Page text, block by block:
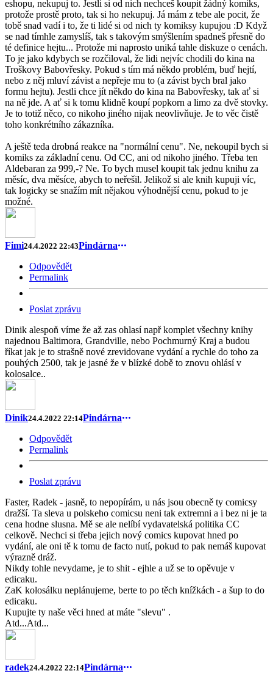
eshopu, nekupuj to. Jestli si od nich nechceš koupit žádný komiks,
protože prostě proto, tak si ho nekupuj. Já mám z tebe ale pocit, že
tobě snad vadí i to, že ti lidé si od nich ty komiksy kupujou :D Když
se nad tímhle zamyslíš, tak s takovým smýšlením spadneš přesně do
té definice hejtu... Protože mi naprosto uniká tahle diskuze o cenách.
To je jako kdybych se rozčiloval, že lidi nejvíc chodili do kina na
Troškovy Babovřesky. Pokud s tím má někdo problém, buď hejtí,
nebo z něj mluví závist a nepřeje mu to (a závist bych bral jako
formu hejtu). Jestli chce jít někdo do kina na Babovřesky, tak ať si
na ně jde. A ať si k tomu klidně koupí popkorn a limo za dvě stovky.
Je to totiž něco, co nikoho jiného nijak neovlivňuje. Je to věc čistě
toho konkrétního zákazníka.
A ještě teda drobná reakce na "normální cenu". Ne, nekoupil bych si
komiks za základní cenu. Od CC, ani od nikoho jiného. Třeba ten
Aldebaran za 999,-? Ne. To bych musel koupit tak jednu knihu za
měsíc, dva měsíce, abych to neřešil. Jelikož si ale knih kupuji víc,
tak logicky se snažím mít nějakou výhodnější cenu, pokud to je
možné.
Fimi24.4.2022 22:43Pindárna
Odpovědět
Permalink
Poslat zprávu
Dinik alespoň víme že až zas ohlasí např komplet všechny knihy
najednou Baltimora, Grandville, nebo Pochmurný Kraj a budou
říkat jak je to strašně nové zrevidovane vydání a rychle do toho za
pouhých 2500, tak je jasné že v blízké době to znovu ohlásí v
kolosalce..
Dinik24.4.2022 22:14Pindárna
Odpovědět
Permalink
Poslat zprávu
Faster, Radek - jasně, to nepopírám, u nás jsou obecně ty comicsy
dražší. Ta sleva u polskeho comicsu neni tak extremni a i bez ni je ta
cena hodne slusna. Mě se ale nelíbí vydavatelská politika CC
celkově. Nechci si třeba jejich nový comics kupovat hned po
vydání, ale oni tě k tomu de facto nutí, pokud to pak nemáš kupovat
výrazně dráž.
Nikdy tohle nevydame, je to shit - ejhle a už se to opěvuje v
edicaku.
ZaK kolosálku neplánujeme, berte to po těch knížkách - a šup to do
edicaku.
Kupujte ty naše věci hned at máte "slevu" .
Atd...Atd...
radek24.4.2022 22:14Pindárna